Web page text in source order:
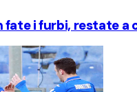
fate i furbi, restate a